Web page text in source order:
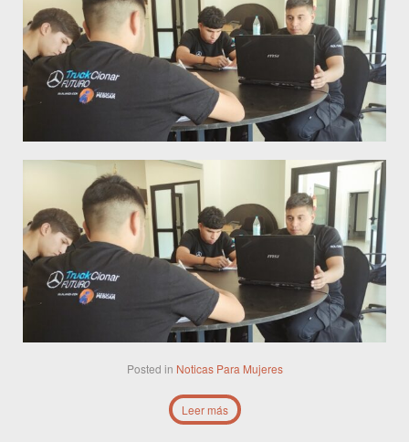
Posted in Noticas Para Mujeres
Leer más